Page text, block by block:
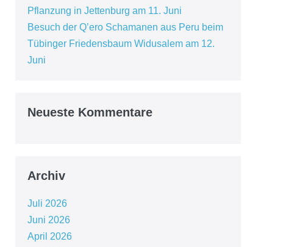
Pflanzung in Jettenburg am 11. Juni
Besuch der Q’ero Schamanen aus Peru beim
Tübinger Friedensbaum Widusalem am 12.
Juni
Neueste Kommentare
Archiv
Juli 2026
Juni 2026
April 2026